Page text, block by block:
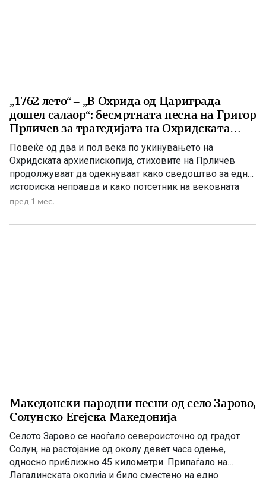
„1762 лето“ – „В Охрида од Цариграда
дошел салаор“: бесмртната песна на Григор
Прличев за трагедијата на Охридската
архиепископија
Повеќе од два и пол века по укинувањето на
Охридската архиепископија, стиховите на Прличев
продолжуваат да одекнуваат како сведоштво за една
историска неправда и како потсетник на вековната
борба за зачувување на духовниот и националниот
минатото, туку и порака до идните поколенија дека
пред 1 мес.
Македонски народни песни од село Зарово,
Солунско Егејска Македонија
Селото Зарово се наоѓало североисточно од градот
Солун, на растојание од околу девет часа одење,
односно приближно 45 километри. Припаѓало на
Лагадинската околија и било сместено на едно